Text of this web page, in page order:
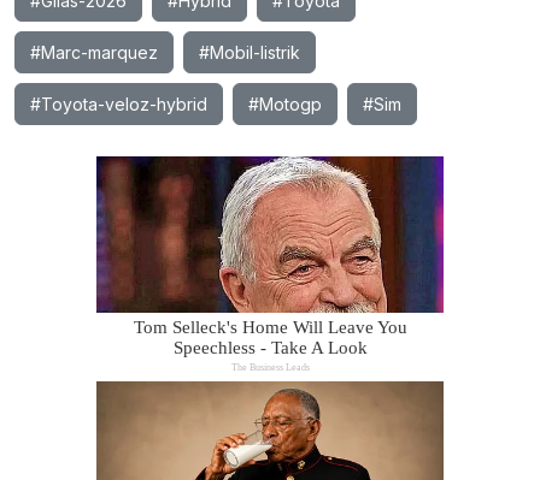
#Marc-marquez #Mobil-listrik
#Toyota-veloz-hybrid #Motogp #Sim